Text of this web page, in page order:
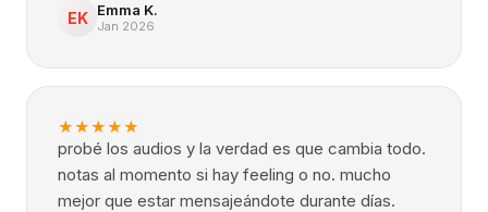
EK Emma K.
Jan 2026
★★★★★
probé los audios y la verdad es que cambia todo.
notas al momento si hay feeling o no. mucho
mejor que estar mensajeándote durante días.